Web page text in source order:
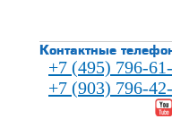
Контактные
+7 (495) 796-
+7 (903) 796-